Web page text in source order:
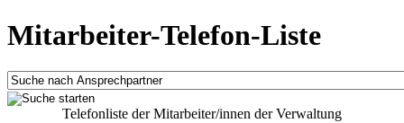
Mitarbeiter-Telefon-Liste
Telefonliste der Mitarbeiter/innen der Verwaltung